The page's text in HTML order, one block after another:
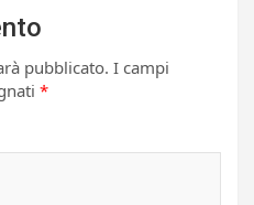
pubblicato. I campi
*